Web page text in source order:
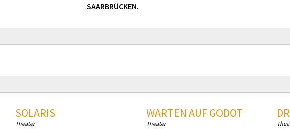
SAARBRÜCKEN.
SOLARIS
Theater
WARTEN AUF GODOT
Theater